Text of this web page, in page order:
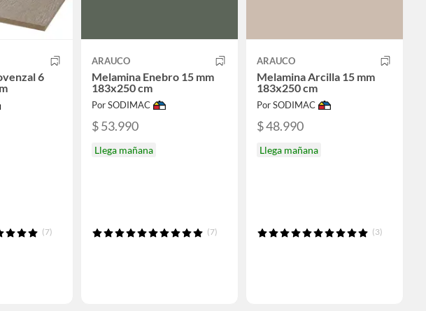
6
(7)
ARAUCO
Melamina Enebro 15 mm
183x250 cm
Por SODIMAC
$ 53.990
Llega mañana
(7)
ARAUCO
Melamina Arcilla 15 mm
183x250 cm
Por SODIMAC
$ 48.990
Llega mañana
(3)